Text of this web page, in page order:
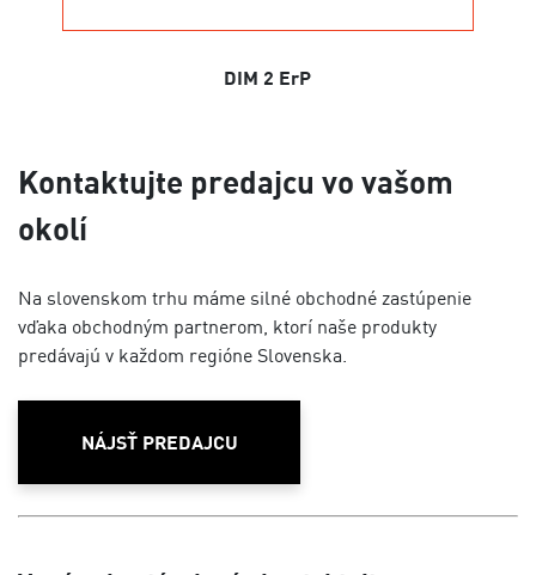
DIM 2 ErP
Kontaktujte predajcu vo vašom
okolí
Na slovenskom trhu máme silné obchodné zastúpenie
vďaka obchodným partnerom, ktorí naše produkty
predávajú v každom regióne Slovenska.
NÁJSŤ PREDAJCU